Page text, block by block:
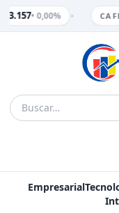
3.157• 0,00% CAFÉ
Empresarial